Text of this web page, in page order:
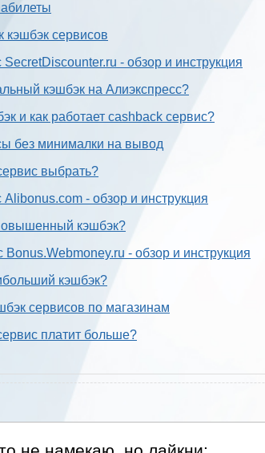
кэшбэк сервисов
SecretDiscounter.ru - обзор и инструкция
кэшбэк на Алиэкспресс?
и как работает cashback сервис?
без минималки на вывод
выбрать?
Alibonus.com - обзор и инструкция
кэшбэк?
Bonus.Webmoney.ru - обзор и инструкция
кэшбэк?
сервисов по магазинам
платит больше?